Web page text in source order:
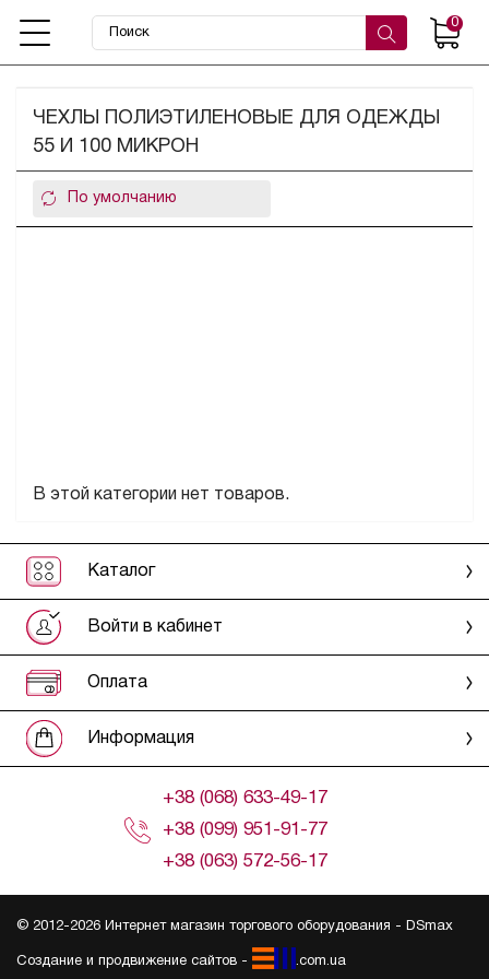
0
ЧЕХЛЫ ПОЛИЭТИЛЕНОВЫЕ ДЛЯ ОДЕЖДЫ
55 И 100 МИКРОН
В этой категории нет товаров.
Каталог
Войти в кабинет
Оплата
Информация
+38 (068) 633-49-17
+38 (099) 951-91-77
+38 (063) 572-56-17
© 2012-2026 Интернет магазин торгового оборудования - DSmax
Создание и продвижение сайтов - .com.ua